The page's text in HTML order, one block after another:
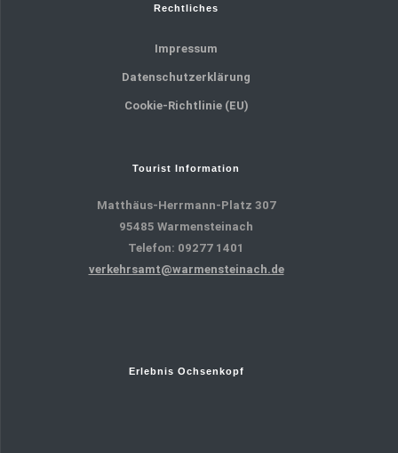
Rechtliches
Impressum
Datenschutzerklärung
Cookie-Richtlinie (EU)
Tourist Information
Matthäus-Herrmann-Platz 307
95485 Warmensteinach
Telefon: 09277 1401
verkehrsamt@warmensteinach.de
Erlebnis Ochsenkopf